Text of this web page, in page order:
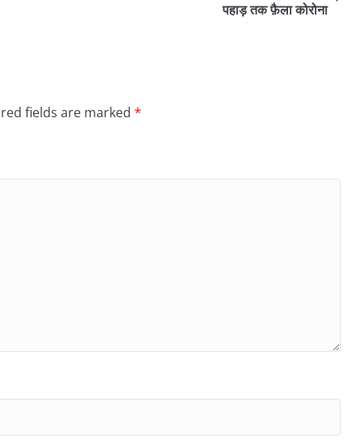
पहाड़ तक फ़ैला कोरोना
fields are marked *